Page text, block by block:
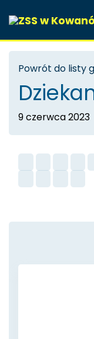
Powrót do listy
9 czerwca 2023